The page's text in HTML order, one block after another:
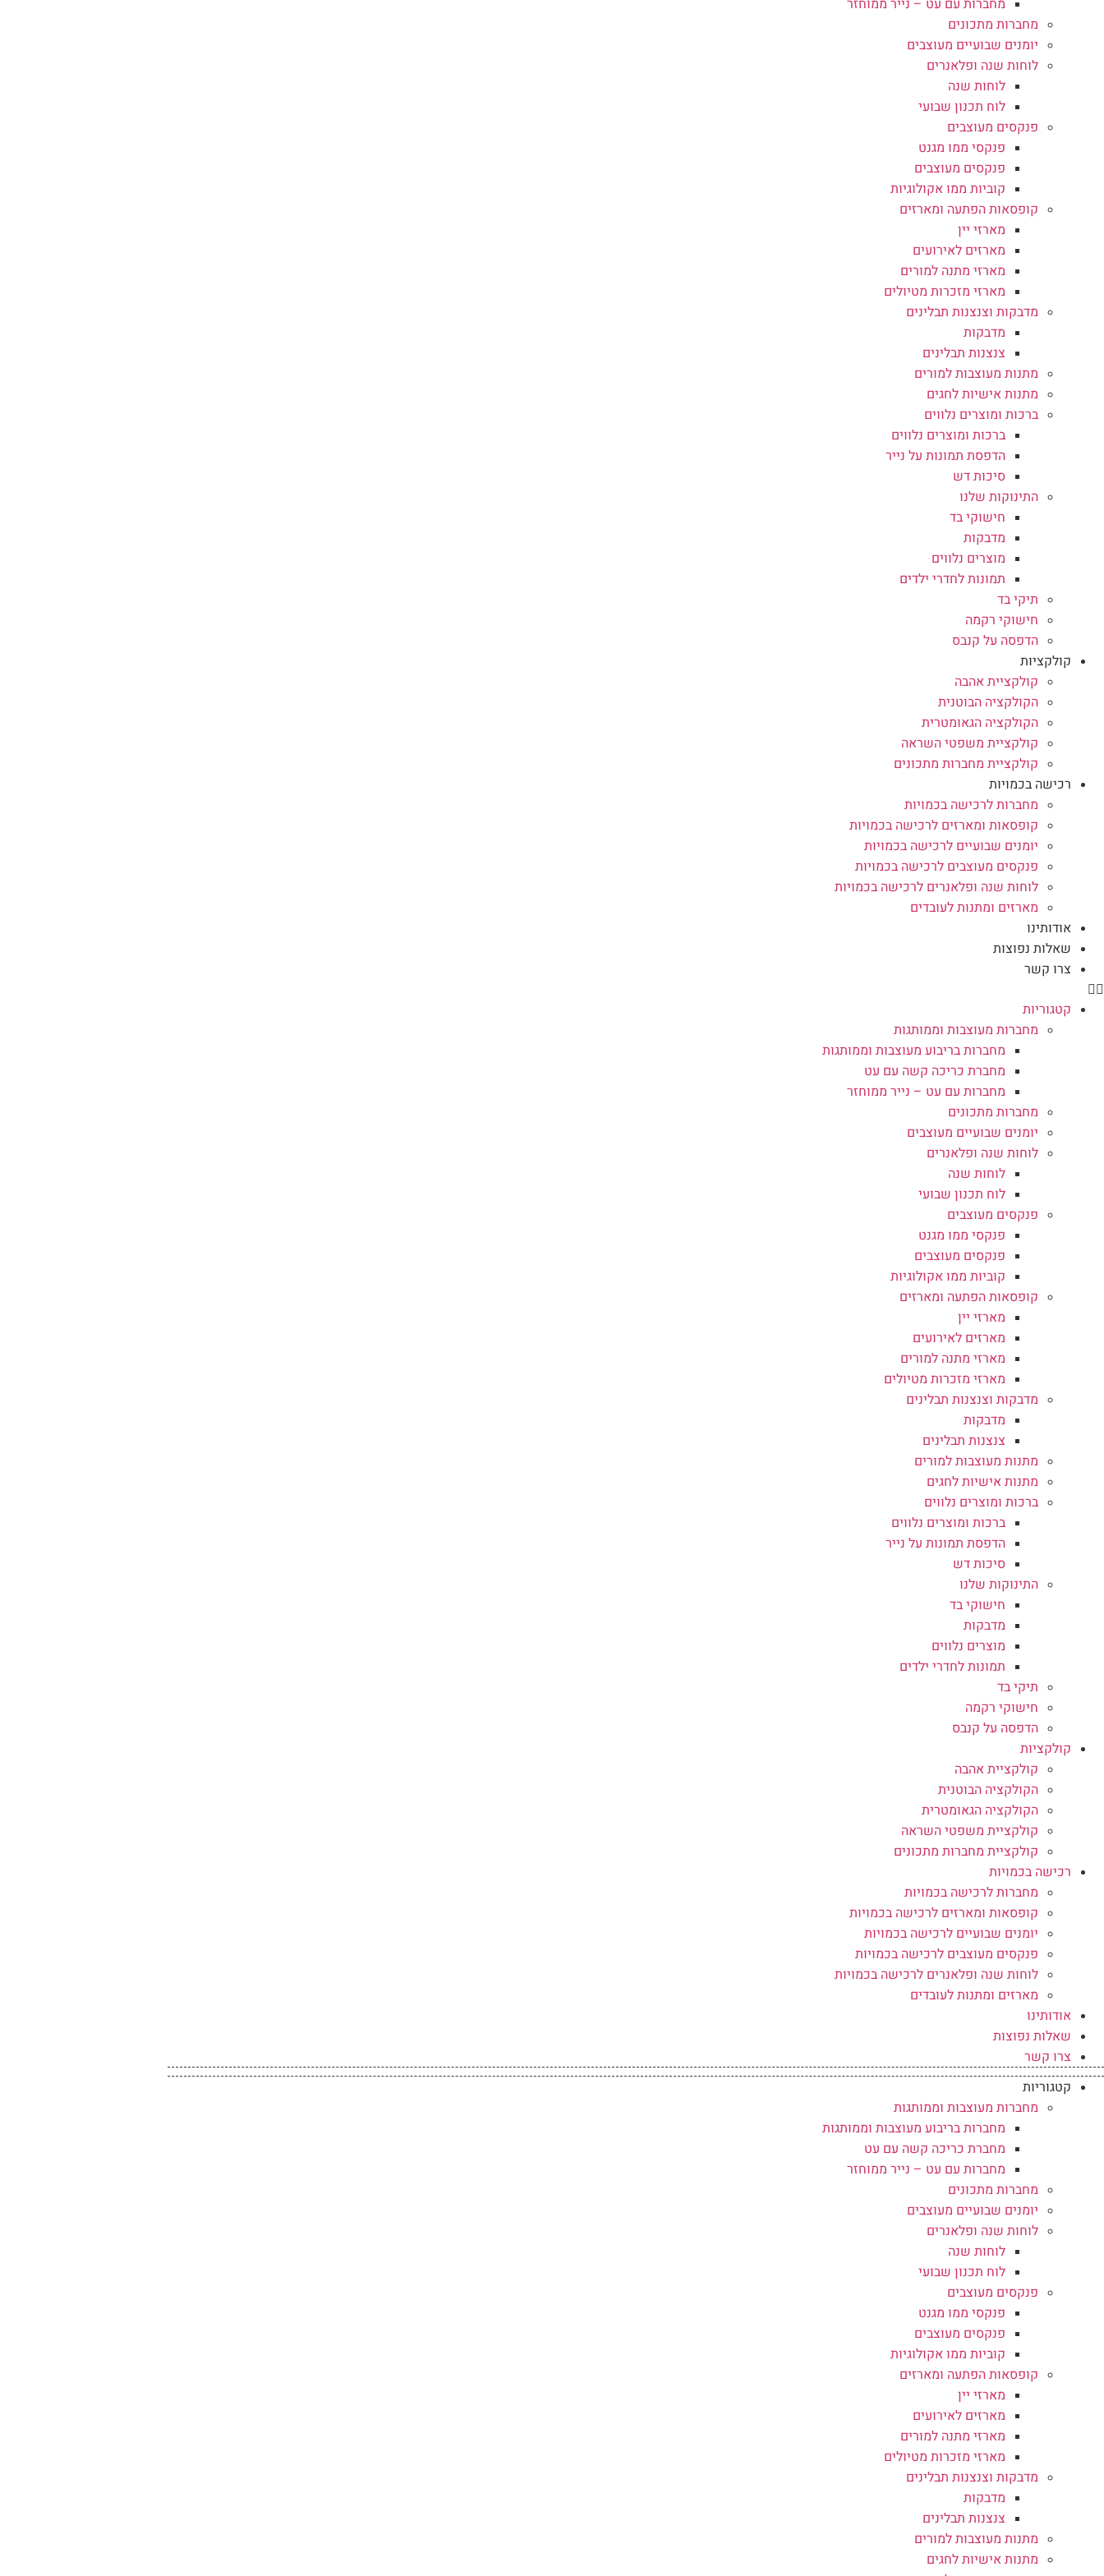
מחברות מתכונים
יומנים שבועיים מעוצבים
לוחות שנה ופלאנרים
לוחות שנה
לוח תכנון שבועי
פנקסים מעוצבים
פנקסי ממו מגנט
פנקסים מעוצבים
קוביות ממו אקולוגיות
קופסאות הפתעה ומארזים
מארזי יין
מארזים לאירועים
מארזי מתנה למורים
מארזי מזכרות מטיולים
מדבקות וצנצנות תבלינים
מדבקות
צנצנות תבלינים
מתנות מעוצבות למורים
מתנות אישיות לחגים
ברכות ומוצרים נלווים
ברכות ומוצרים נלווים
הדפסת תמונות על נייר
סיכות דש
התינוקות שלנו
חישוקי בד
מדבקות
מוצרים נלווים
תמונות לחדרי ילדים
תיקי בד
חישוקי רקמה
הדפסה על קנבס
קולקציות
קולקציית אהבה
הקולקציה הבוטנית
הקולקציה הגאומטרית
קולקציית משפטי השראה
קולקציית מחברות מתכונים
רכישה בכמויות
מחברות לרכישה בכמויות
קופסאות ומארזים לרכישה בכמויות
יומנים שבועיים לרכישה בכמויות
פנקסים מעוצבים לרכישה בכמויות
לוחות שנה ופלאנרים לרכישה בכמויות
מארזים ומתנות לעובדים
אודותינו
שאלות נפוצות
צרו קשר
קטגוריות
מחברות מעוצבות וממותגות
מחברות בריבוע מעוצבות וממותגות
מחברת כריכה קשה עם עט
מחברות עם עט – נייר ממוחזר
מחברות מתכונים
יומנים שבועיים מעוצבים
לוחות שנה ופלאנרים
לוחות שנה
לוח תכנון שבועי
פנקסים מעוצבים
פנקסי ממו מגנט
פנקסים מעוצבים
קוביות ממו אקולוגיות
קופסאות הפתעה ומארזים
מארזי יין
מארזים לאירועים
מארזי מתנה למורים
מארזי מזכרות מטיולים
מדבקות וצנצנות תבלינים
מדבקות
צנצנות תבלינים
מתנות מעוצבות למורים
מתנות אישיות לחגים
ברכות ומוצרים נלווים
ברכות ומוצרים נלווים
הדפסת תמונות על נייר
סיכות דש
התינוקות שלנו
חישוקי בד
מדבקות
מוצרים נלווים
תמונות לחדרי ילדים
תיקי בד
חישוקי רקמה
הדפסה על קנבס
קולקציות
קולקציית אהבה
הקולקציה הבוטנית
הקולקציה הגאומטרית
קולקציית משפטי השראה
קולקציית מחברות מתכונים
רכישה בכמויות
מחברות לרכישה בכמויות
קופסאות ומארזים לרכישה בכמויות
יומנים שבועיים לרכישה בכמויות
פנקסים מעוצבים לרכישה בכמויות
לוחות שנה ופלאנרים לרכישה בכמויות
מארזים ומתנות לעובדים
אודותינו
שאלות נפוצות
צרו קשר
קטגוריות
מחברות מעוצבות וממותגות
מחברות בריבוע מעוצבות וממותגות
מחברת כריכה קשה עם עט
מחברות עם עט – נייר ממוחזר
מחברות מתכונים
יומנים שבועיים מעוצבים
לוחות שנה ופלאנרים
לוחות שנה
לוח תכנון שבועי
פנקסים מעוצבים
פנקסי ממו מגנט
פנקסים מעוצבים
קוביות ממו אקולוגיות
קופסאות הפתעה ומארזים
מארזי יין
מארזים לאירועים
מארזי מתנה למורים
מארזי מזכרות מטיולים
מדבקות וצנצנות תבלינים
מדבקות
צנצנות תבלינים
מתנות מעוצבות למורים
מתנות אישיות לחגים